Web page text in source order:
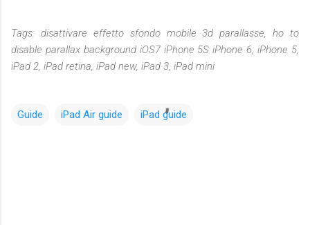
Tags: disattivare effetto sfondo mobile 3d parallasse, ho to
disable parallax background iOS7 iPhone 5S iPhone 6, iPhone 5,
iPad 2, iPad retina, iPad new, iPad 3, iPad mini
Guide iPad Air guide iPad guide